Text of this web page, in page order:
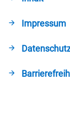
Impressum